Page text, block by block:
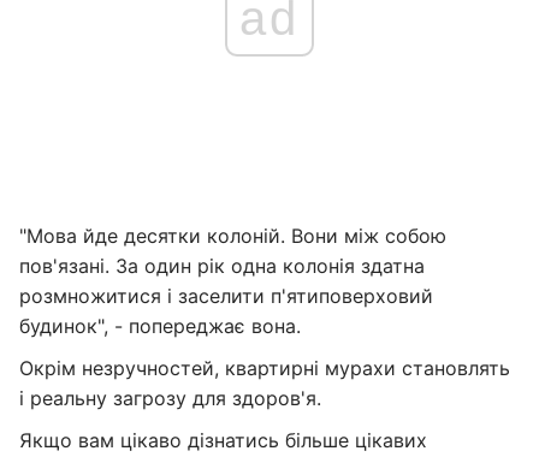
ad
"Мова йде десятки колоній. Вони між собою
пов'язані. За один рік одна колонія здатна
розмножитися і заселити п'ятиповерховий
будинок", - попереджає вона.
Окрім незручностей, квартирні мурахи становлять
і реальну загрозу для здоров'я.
Якщо вам цікаво дізнатись більше цікавих